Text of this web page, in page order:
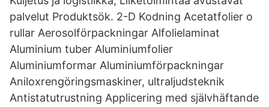
palvelut Produktsök. 2-D Kodning Acetatfolier o
rullar Aerosolförpackningar Alfolielaminat
Aluminium tuber Aluminiumfolier
Aluminiumformar Aluminiumförpackningar
Aniloxrengöringsmaskiner, ultraljudsteknik
Antistatutrustning Applicering med självhäftande